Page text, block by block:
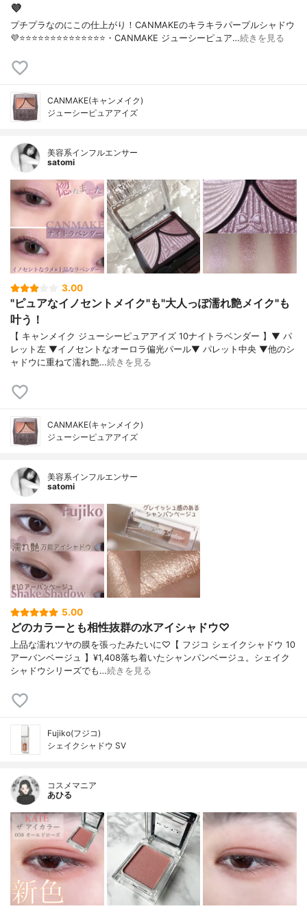
💜
プチプラなのにこの仕上がり！CANMAKEのキラキラパープルシャドウ
💜⭐️⭐️⭐️⭐️⭐️⭐️⭐️⭐️⭐️⭐️⭐️⭐️⭐️⭐️・CANMAKE ジューシーピュア…続きを見る
CANMAKE(キャンメイク)
ジューシーピュアアイズ
美容系インフルエンサー
satomi
3.00
"ピュアなイノセントメイク"も"大人っぽ濡れ艶メイク"も
叶う！
【 キャンメイク ジューシーピュアアイズ 10ナイトラベンダー 】▼ パ
レット左 ▼イノセントなオーロラ偏光パール▼ パレット中央 ▼他のシ
ャドウに重ねて濡れ艶…続きを見る
CANMAKE(キャンメイク)
ジューシーピュアアイズ
美容系インフルエンサー
satomi
5.00
どのカラーとも相性抜群の水アイシャドウ♡
上品な濡れツヤの膜を張ったみたいに♡【 フジコ シェイクシャドウ 10
アーバンベージュ 】¥1,408落ち着いたシャンパンベージュ。シェイク
シャドウシリーズでも…続きを見る
Fujiko(フジコ)
シェイクシャドウ SV
コスメマニア
あひる